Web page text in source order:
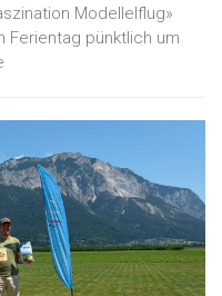
Modellelflug»
Ferientag pünktlich um